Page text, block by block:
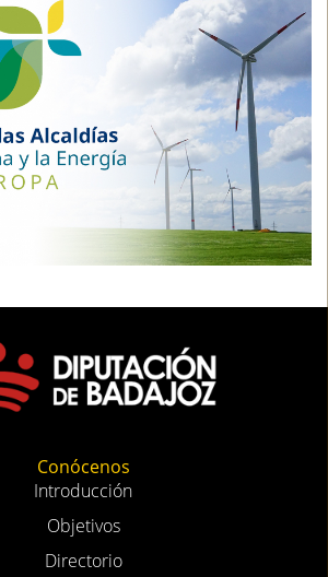
Conócenos
Introducción
Objetivos
Directorio